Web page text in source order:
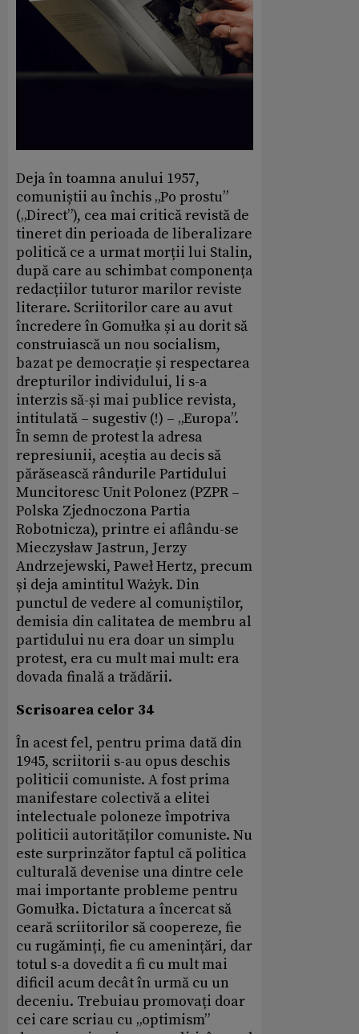
Deja în toamna anului 1957,
comuniștii au închis „Po prostu”
(„Direct”), cea mai critică revistă de
tineret din perioada de liberalizare
politică ce a urmat morții lui Stalin,
după care au schimbat componența
redacțiilor tuturor marilor reviste
literare. Scriitorilor care au avut
încredere în Gomułka și au dorit să
construiască un nou socialism,
bazat pe democrație și respectarea
drepturilor individului, li s-a
interzis să-și mai publice revista,
intitulată – sugestiv (!) – „Europa”.
În semn de protest la adresa
represiunii, aceștia au decis să
părăsească rândurile Partidului
Muncitoresc Unit Polonez (PZPR –
Polska Zjednoczona Partia
Robotnicza), printre ei aflându-se
Mieczysław Jastrun, Jerzy
Andrzejewski, Paweł Hertz, precum
și deja amintitul Ważyk. Din
punctul de vedere al comuniștilor,
demisia din calitatea de membru al
partidului nu era doar un simplu
protest, era cu mult mai mult: era
dovada finală a trădării.
Scrisoarea celor 34
În acest fel, pentru prima dată din
1945, scriitorii s-au opus deschis
politicii comuniste. A fost prima
manifestare colectivă a elitei
intelectuale poloneze împotriva
politicii autorităților comuniste. Nu
este surprinzător faptul că politica
culturală devenise una dintre cele
mai importante probleme pentru
Gomułka. Dictatura a încercat să
ceară scriitorilor să coopereze, fie
cu rugăminți, fie cu amenințări, dar
totul s-a dovedit a fi cu mult mai
dificil acum decât în urmă cu un
deceniu. Trebuiau promovați doar
cei care scriau cu „optimism”